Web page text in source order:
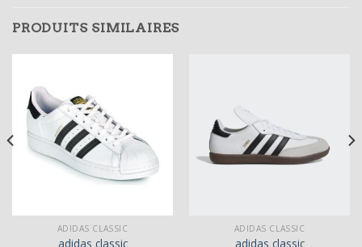
PRODUITS SIMILAIRES
ADIDAS CLASSIC
adidas classic
ADIDAS CLASSIC
adidas classic